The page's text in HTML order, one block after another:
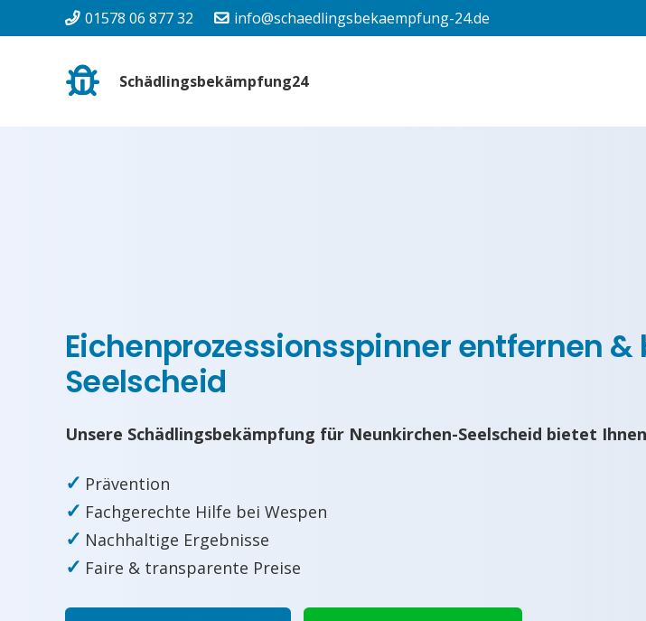
01578 06 877 32 info@schaedlingsbekaempfung-24.de
Schädlingsbekämpfung24
Eichenprozessionsspinner entfernen
Seelscheid
Unsere Schädlingsbekämpfung für Neunkirchen-Seelscheid bietet Ihnen
✓ Prävention
✓ Fachgerechte Hilfe bei Wespen
✓ Nachhaltige Ergebnisse
✓ Faire & transparente Preise